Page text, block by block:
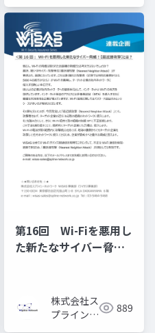
第16回 Wi-Fiを悪用し
た新たなサイバー脅
株式会社ス
プライン・
889